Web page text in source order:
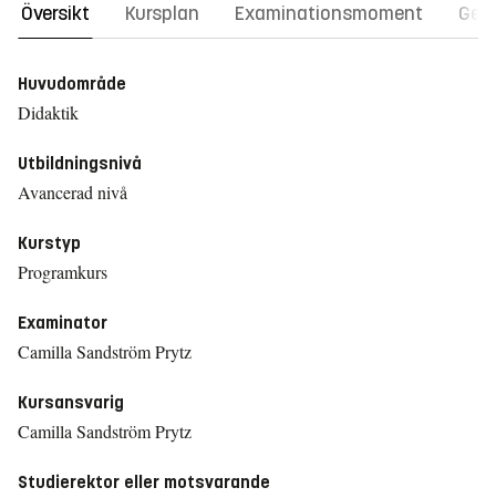
Översikt Kursplan Examinationsmoment
Huvudområde
Didaktik
Utbildningsnivå
Avancerad nivå
Kurstyp
Programkurs
Examinator
Camilla Sandström Prytz
Kursansvarig
Camilla Sandström Prytz
Studierektor eller motsvarande